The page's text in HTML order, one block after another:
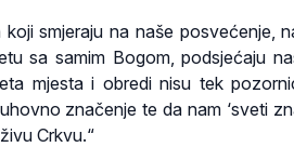
smjeraju na naše posvećenje,
sa samim Bogom, podsjećaju
mjesta i obredi nisu tek
značenje te da nam ‘sveti
Crkvu.“